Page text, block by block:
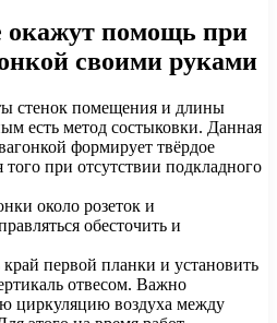
окажут помощь при
своими руками
стенок помещения и длины
есть метод состыковки. Данная
формирует твёрдое
того при отсутствии подкладного
около розеток и
обесточить и
первой планки и установить
отвесом. Важно
циркуляцию воздуха между